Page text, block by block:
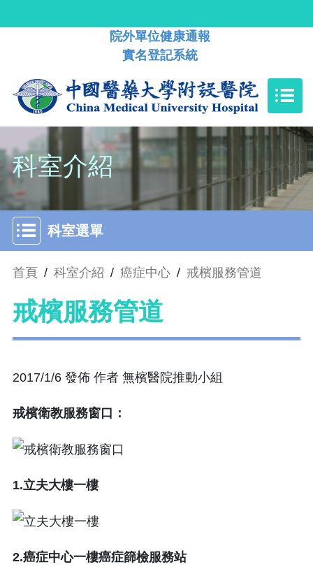
院外單位健康通報
實名登記系統
科室介紹
科室選單
首頁 / 科室介紹 / 癌症中心 / 戒檳服務管道
戒檳服務管道
2017/1/6 發佈 作者 無檳醫院推動小組
戒檳衛教服務窗口：
1.立夫大樓一樓
2.癌症中心一樓癌症篩檢服務站